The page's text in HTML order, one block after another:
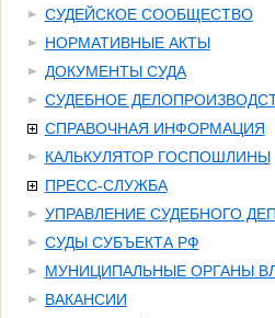
СУДЕЙСКОЕ СООБЩЕСТВО
НОРМАТИВНЫЕ АКТЫ
ДОКУМЕНТЫ СУДА
СУДЕБНОЕ
СПРАВОЧНАЯ ИНФОРМАЦИЯ
КАЛЬКУЛЯТОР ГОСПОШЛИНЫ
ПРЕСС-СЛУЖБА
УПРАВЛЕНИЕ СУДЕБНОГО
СУДЫ СУБЪЕКТА РФ
МУНИЦИПАЛЬНЫЕ ОРГАНЫ
ВАКАНСИИ